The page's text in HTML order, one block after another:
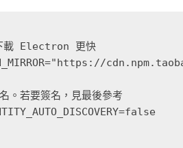
載 Electron 更快
。若要簽名，見最後參考